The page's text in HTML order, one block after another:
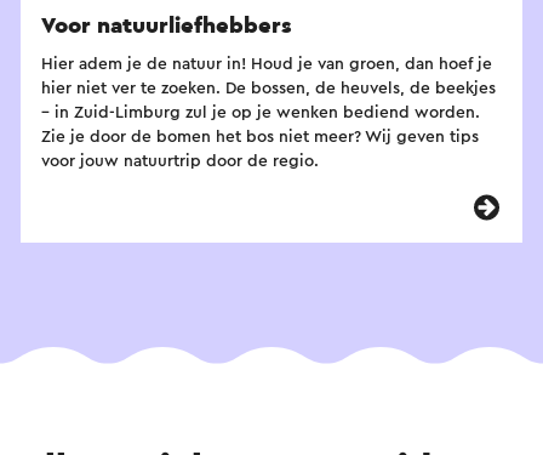
Voor natuurliefhebbers
Hier adem je de natuur in! Houd je van groen, dan hoef je
hier niet ver te zoeken. De bossen, de heuvels, de beekjes
– in Zuid-Limburg zul je op je wenken bediend worden.
Zie je door de bomen het bos niet meer? Wij geven tips
voor jouw natuurtrip door de regio.